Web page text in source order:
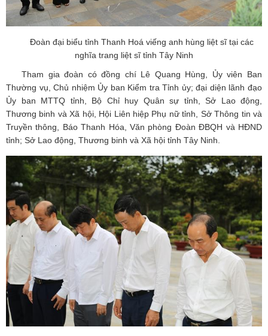
Đoàn đại biểu tỉnh Thanh Hoá viếng anh hùng liệt sĩ tại các
nghĩa trang liệt sĩ tỉnh Tây Ninh
Tham gia đoàn có đồng chí Lê Quang Hùng, Ủy viên Ban
Thường vụ, Chủ nhiệm Ủy ban Kiểm tra Tỉnh ủy; đại diện lãnh đạo
Ủy ban MTTQ tỉnh, Bộ Chỉ huy Quân sự tỉnh, Sở Lao động,
Thương binh và Xã hội, Hội Liên hiệp Phụ nữ tỉnh, Sở Thông tin và
Truyền thông, Báo Thanh Hóa, Văn phòng Đoàn ĐBQH và HĐND
tỉnh; Sở Lao động, Thương binh và Xã hội tỉnh Tây Ninh.